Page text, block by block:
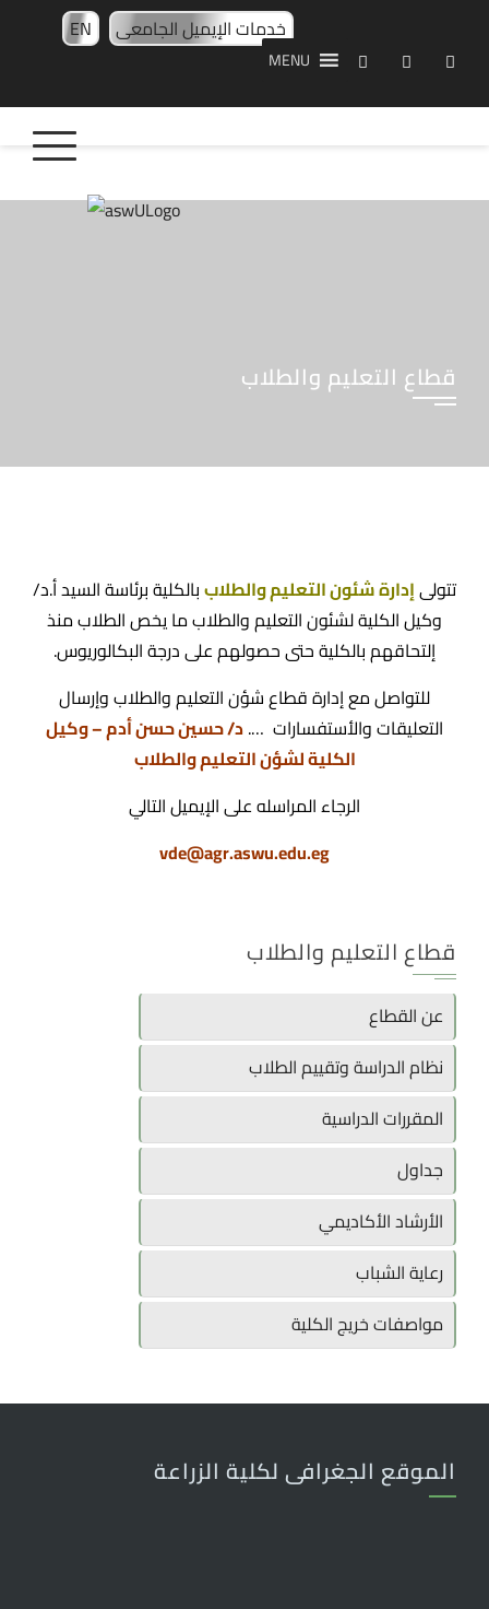
EN خدمات الإيميل الجامعى
MENU
قطاع التعليم والطلاب
تتولىإدارة شئون التعليم والطلاببالكلية برئاسة السيد أ.د/
وكيل الكلية لشئون التعليم والطلاب ما يخص الطلاب منذ
إلتحاقهم بالكلية حتى حصولهم على درجة البكالوريوس.
للتواصل مع إدارة قطاع شؤن التعليم والطلاب وإرسال
التعليقات والأستفسارات ….د/ حسين حسن أدم – وكيل
الكلية لشؤن التعليم والطلاب
الرجاء المراسله على الإيميل التالي
vde@agr.aswu.edu.eg
قطاع التعليم والطلاب
عن القطاع
نظام الدراسة وتقييم الطلاب
المقررات الدراسية
جداول
الأرشاد الأكاديمي
رعاية الشباب
مواصفات خريج الكلية
الموقع الجغرافى لكلية الزراعة